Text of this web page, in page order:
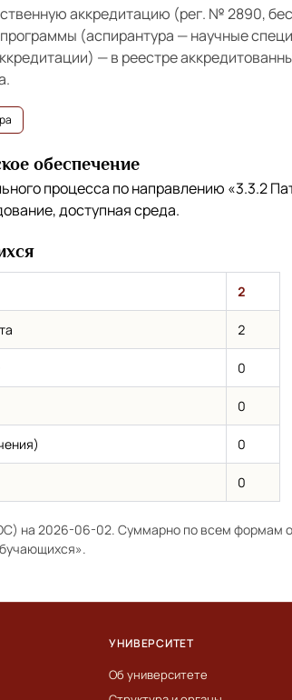
аккредитацию (рег. № 2890,
(аспирантура — научные
— в реестре
обеспечение
процесса по направлению «3.3.2
доступная среда.
2
2
0
0
0
0
на 2026-06-02. Суммарно по всем формам
.
УНИВЕРСИТЕТ
Об университете